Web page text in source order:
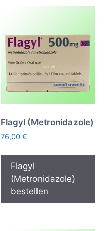
Flagyl (Metronidazole)
76,00 €
Flagyl
(Metronidazole)
bestellen